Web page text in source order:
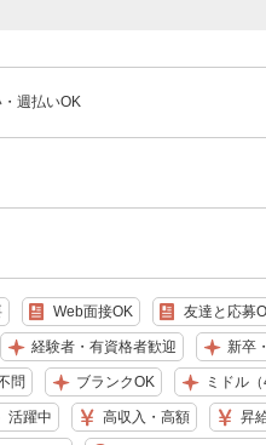
週払いOK
Web面接OK 友達と応募
経験者・有資格者歓迎 新卒
問 ブランクOK ミドル
活躍中 高収入・高額 昇